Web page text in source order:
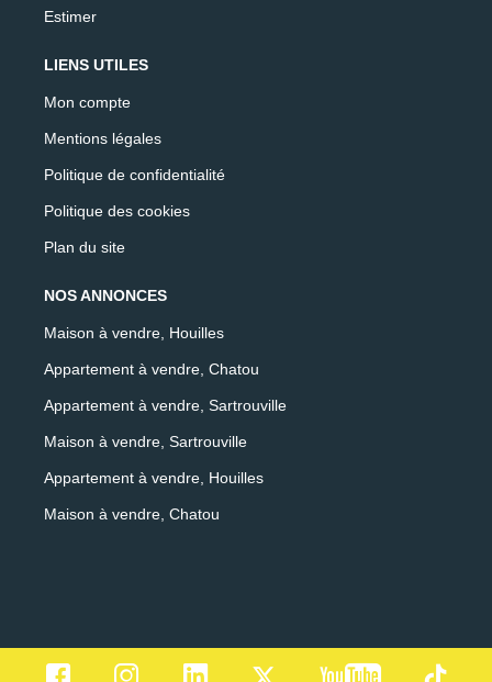
Estimer
LIENS UTILES
Mon compte
Mentions légales
Politique de confidentialité
Politique des cookies
Plan du site
NOS ANNONCES
Maison à vendre, Houilles
Appartement à vendre, Chatou
Appartement à vendre, Sartrouville
Maison à vendre, Sartrouville
Appartement à vendre, Houilles
Maison à vendre, Chatou